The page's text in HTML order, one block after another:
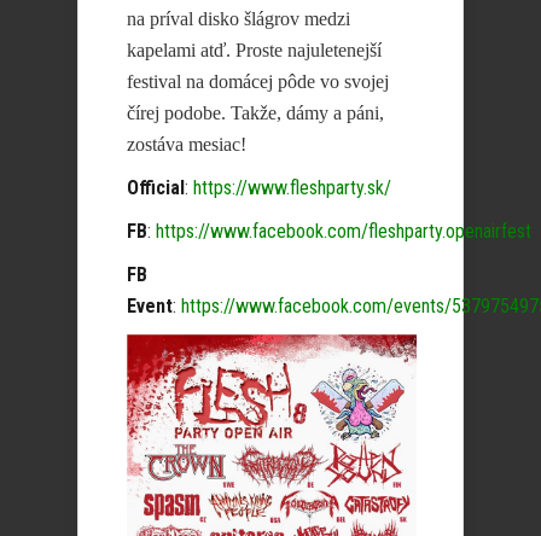
na príval disko šlágrov medzi
kapelami atď. Proste najuletenejší
festival na domácej pôde vo svojej
čírej podobe. Takže, dámy a páni,
zostáva mesiac!
Official : https://www.fleshparty.sk/
FB: https://www.facebook.com/fleshparty.openairfest
FB
Event: https://www.facebook.com/events/